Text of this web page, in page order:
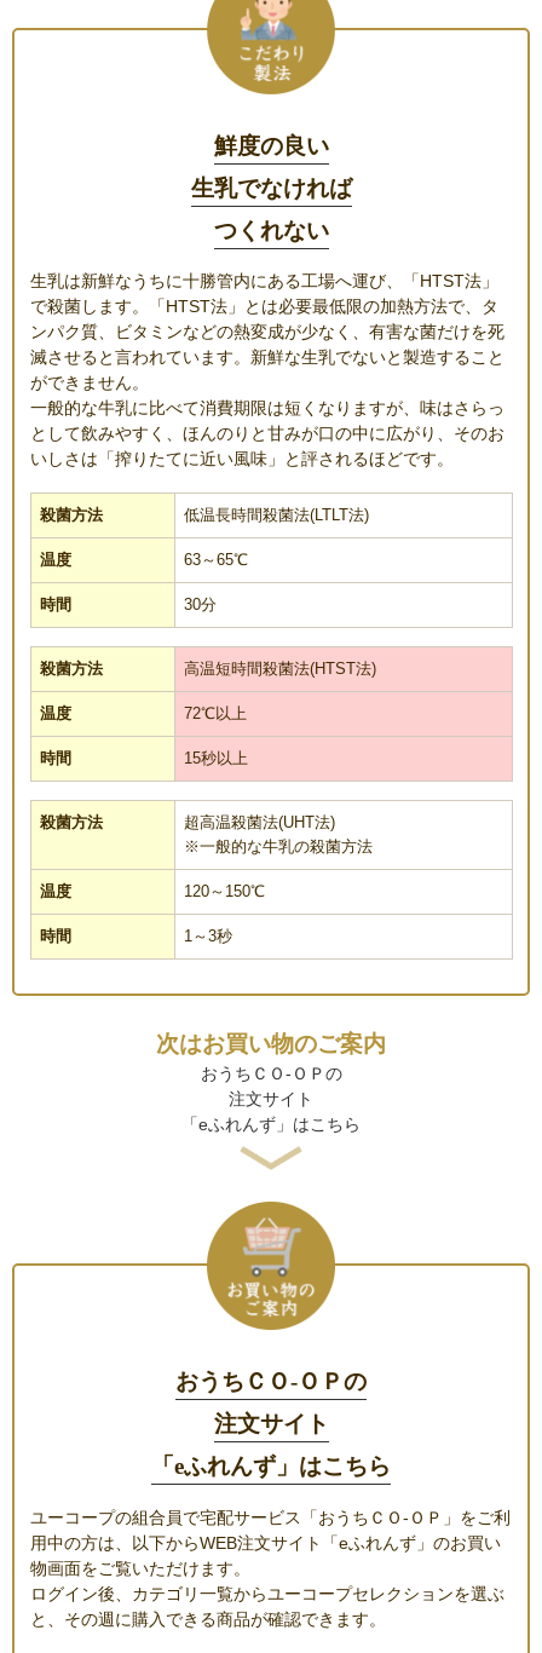
鮮度の良い
生乳でなければ
つくれない
生乳は新鮮なうちに十勝管内にある工場へ運び、「HTST法」
で殺菌します。「HTST法」とは必要最低限の加熱方法で、タ
ンパク質、ビタミンなどの熱変成が少なく、有害な菌だけを死
滅させると言われています。新鮮な生乳でないと製造すること
ができません。
一般的な牛乳に比べて消費期限は短くなりますが、味はさらっ
として飲みやすく、ほんのりと甘みが口の中に広がり、そのお
いしさは「搾りたてに近い風味」と評されるほどです。
低温長時間殺菌法(LTLT法)
63～65℃
30分
高温短時間殺菌法(HTST法)
72℃以上
15秒以上
超高温殺菌法(UHT法)
※一般的な牛乳の殺菌方法
120～150℃
1～3秒
次はお買い物のご案内
おうちＣＯ-ＯＰの
注文サイト
「eふれんず」はこちら
おうちＣＯ-ＯＰの
注文サイト
「eふれんず」はこちら
ユーコープの組合員で宅配サービス「おうちＣＯ-ＯＰ」をご利
用中の方は、以下からWEB注文サイト「eふれんず」のお買い
物画面をご覧いただけます。
ログイン後、カテゴリ一覧からユーコープセレクションを選ぶ
と、その週に購入できる商品が確認できます。